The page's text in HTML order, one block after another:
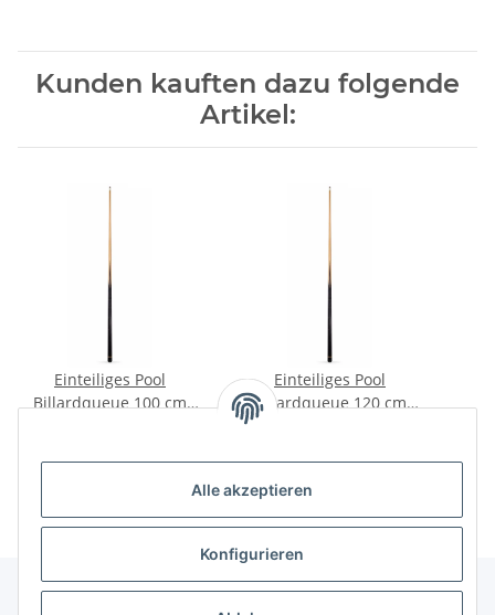
Alle akzeptieren
Konfigurieren
Kunden kauften dazu folgende
Artikel:
Einteiliges Pool
Billardqueue 100 cm
Einteiliges Pool
Billardqueue 120 cm